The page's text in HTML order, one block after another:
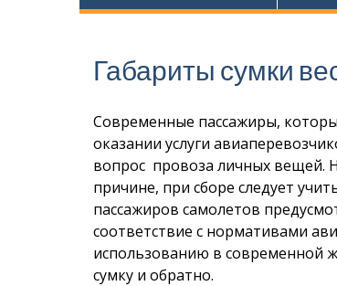
Габариты сумки
Современные пассажиры,
оказании услуги
вопрос провоза личных вещей.
причине, при сборе следует
пассажиров самолетов
соответствие с нормативами
использованию в современной
сумку и обратно.